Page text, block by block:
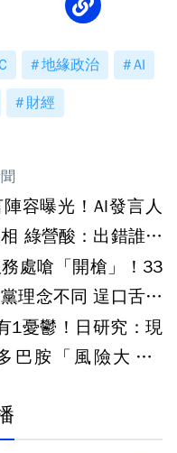
地緣政治 AI
財經
容曝光！AI發言人
相 綠營酸：出錯誰負
處嗆「開槍」！33
理念不同 逞口舌之
1憂鬱！日研究：現
巴胺「風險大降3